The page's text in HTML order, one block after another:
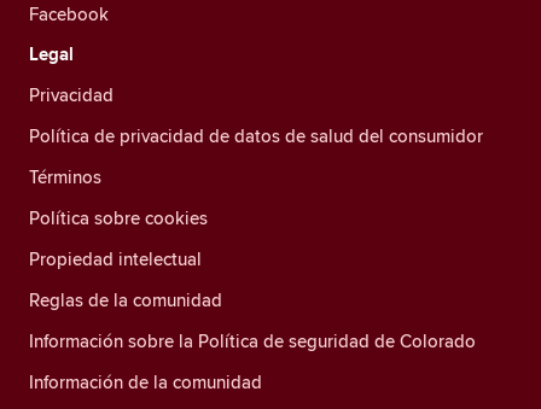
Facebook
Legal
Privacidad
Política de privacidad de datos de salud del consumidor
Términos
Política sobre cookies
Propiedad intelectual
Reglas de la comunidad
Información sobre la Política de seguridad de Colorado
Información de la comunidad